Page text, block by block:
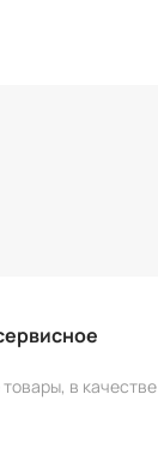
в качестве